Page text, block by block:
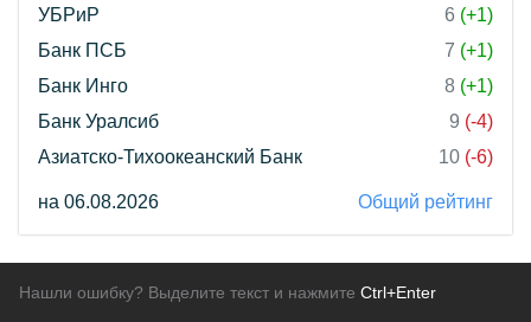
УБРиР
6 (+1)
Банк ПСБ
7 (+1)
Банк Инго
8 (+1)
Банк Уралсиб
9 (-4)
Азиатско-Тихоокеанский Банк
10 (-6)
на 06.08.2026 Общий рейтинг
Нашли ошибку? Выделите текст и нажмите Ctrl+Enter